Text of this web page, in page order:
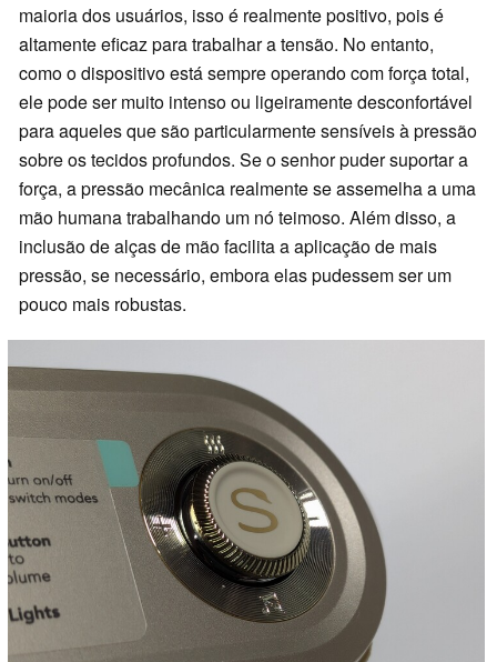
maioria dos usuários, isso é realmente positivo, pois é
altamente eficaz para trabalhar a tensão. No entanto,
como o dispositivo está sempre operando com força total,
ele pode ser muito intenso ou ligeiramente desconfortável
para aqueles que são particularmente sensíveis à pressão
sobre os tecidos profundos. Se o senhor puder suportar a
força, a pressão mecânica realmente se assemelha a uma
mão humana trabalhando um nó teimoso. Além disso, a
inclusão de alças de mão facilita a aplicação de mais
pressão, se necessário, embora elas pudessem ser um
pouco mais robustas.